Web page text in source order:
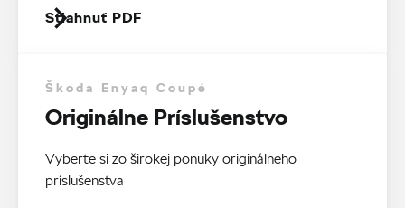
Stiahnuť PDF
Škoda Enyaq Coupé
Originálne Príslušenstvo
Vyberte si zo širokej ponuky originálneho
príslušenstva